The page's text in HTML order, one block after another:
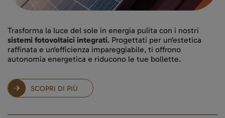
Trasforma la luce del sole in energia pulita con i nostri
sistemi fotovoltaici integrati. Progettati per un'estetica
raffinata e un'efficienza impareggiabile, ti offrono
autonomia energetica e riducono le tue bollette.
SCOPRI DI PIÙ